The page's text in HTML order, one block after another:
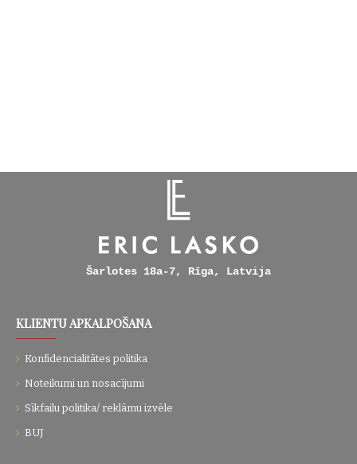
Šarlotes 18a-7, Rīga, Latvija
KLIENTU APKALPOŠANA
Konfidencialitātes politika
Noteikumi un nosacījumi
Sīkfailu politika/ reklāmu izvēle
BUJ